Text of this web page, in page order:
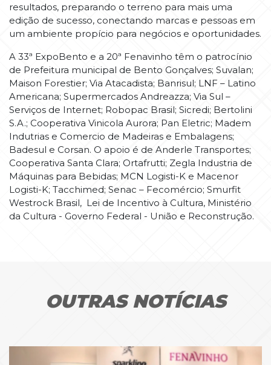
resultados, preparando o terreno para mais uma
edição de sucesso, conectando marcas e pessoas em
um ambiente propício para negócios e oportunidades.
A 33ª ExpoBento e a 20ª Fenavinho têm o patrocínio
de Prefeitura municipal de Bento Gonçalves; Suvalan;
Maison Forestier; Via Atacadista; Banrisul; LNF – Latino
Americana; Supermercados Andreazza; Via Sul –
Serviços de Internet; Robopac Brasil; Sicredi; Bertolini
S.A.; Cooperativa Vinicola Aurora; Pan Eletric; Madem
Indutrias e Comercio de Madeiras e Embalagens;
Badesul e Corsan. O apoio é de Anderle Transportes;
Cooperativa Santa Clara; Ortafrutti; Zegla Industria de
Máquinas para Bebidas; MCN Logisti-K e Macenor
Logisti-K; Tacchimed; Senac – Fecomércio; Smurfit
Westrock Brasil, Lei de Incentivo à Cultura, Ministério
da Cultura - Governo Federal - União e Reconstrução.
OUTRAS NOTÍCIAS